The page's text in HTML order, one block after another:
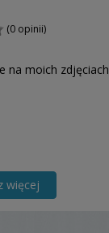
(0 opinii)
na moich zdjęciach
więcej